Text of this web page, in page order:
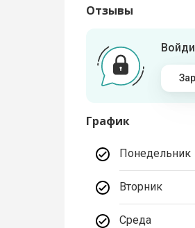
Отзывы
График
Понедельник
Вторник
Среда